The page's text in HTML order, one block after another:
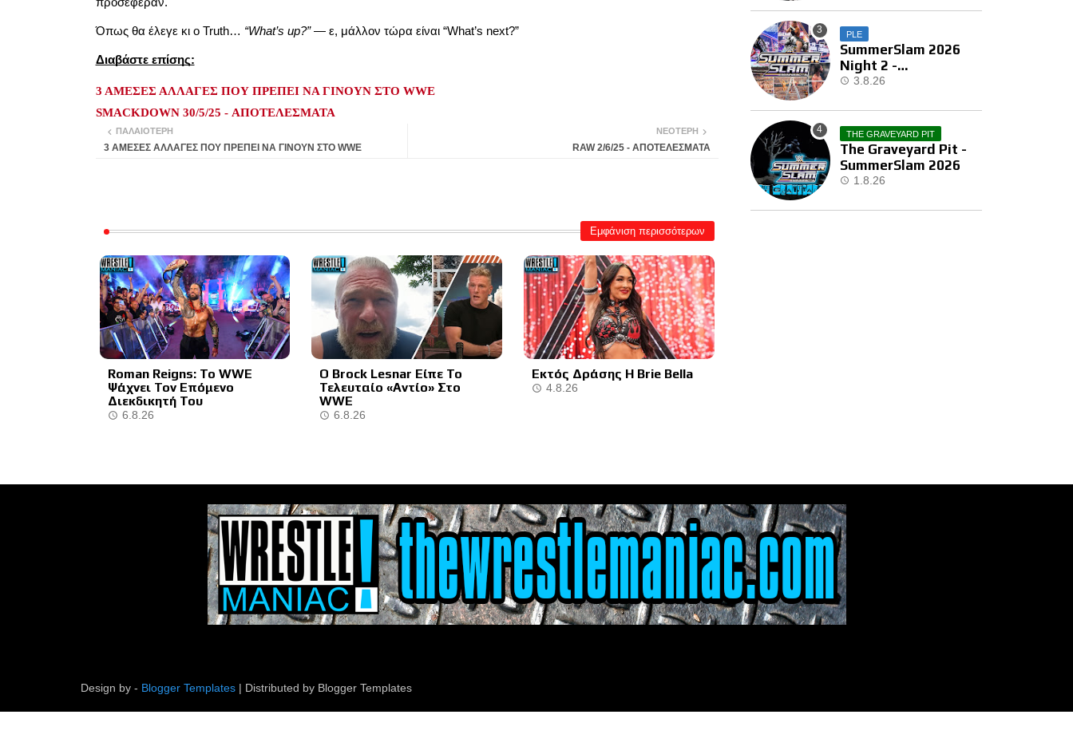
Όπως θα έλεγε κι ο Truth… “What’s up?”— ε, μάλλον τώρα είναι “What’s next?”
Διαβάστε επίσης:
3 ΑΜΕΣΕΣ ΑΛΛΑΓΕΣ ΠΟΥ ΠΡΕΠΕΙ ΝΑ ΓΙΝΟΥΝ ΣΤΟ WWE
SMACKDOWN 30/5/25 - ΑΠΟΤΕΛΕΣΜΑΤΑ
ΝΕΌΤΕΡΗ
RAW 2/6/25 - ΑΠΟΤΕΛΕΣΜΑΤΑ
ΠΑΛΑΙΌΤΕΡΗ
3 ΑΜΕΣΕΣ ΑΛΛΑΓΕΣ ΠΟΥ ΠΡΕΠΕΙ ΝΑ ΓΙΝΟΥΝ ΣΤΟ WWE
Εμφάνιση περισσότερων
Roman Reigns: Το WWE
Ψάχνει Τον Επόμενο
Διεκδικητή Του
6.8.26
Ο Brock Lesnar Είπε Το
Τελευταίο «Αντίο» Στο
WWE
6.8.26
Εκτός Δράσης Η Brie Bella
4.8.26
PLE
SummerSlam 2026
Night 2 -
Αποτελέσματα
3.8.26
THE GRAVEYARD PIT
The Graveyard Pit -
SummerSlam 2026
1.8.26
Design by - Blogger Templates| Distributed by Blogger Templates